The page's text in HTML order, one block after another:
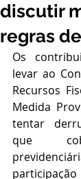
discutir
regras
Os
levar ao
Recursos
Medida
tentar
que